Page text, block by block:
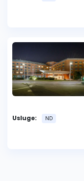
Usluge:
ND